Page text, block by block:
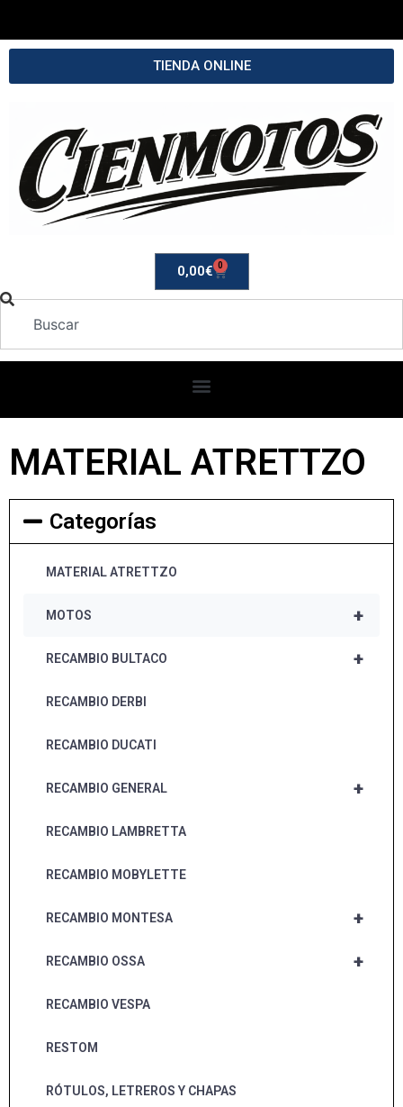
TIENDA ONLINE
0,00€ 0
MATERIAL ATRETTZO
Categorías
MATERIAL ATRETTZO
+
MOTOS
+
RECAMBIO BULTACO
RECAMBIO DERBI
RECAMBIO DUCATI
+
RECAMBIO GENERAL
RECAMBIO LAMBRETTA
RECAMBIO MOBYLETTE
+
RECAMBIO MONTESA
+
RECAMBIO OSSA
RECAMBIO VESPA
RESTOM
RÓTULOS, LETREROS Y CHAPAS